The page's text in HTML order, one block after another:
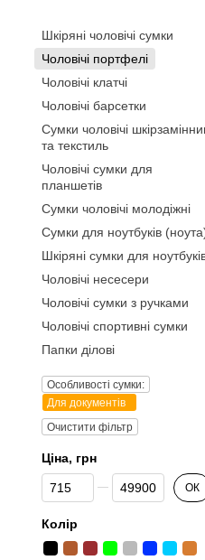
Шкіряні чоловічі сумки
Чоловічі портфелі
Чоловічі клатчі
Чоловічі барсетки
Сумки чоловічі
та текстиль
Чоловічі сумки для
планшетів
Сумки чоловічі молодіжні
Сумки для ноутбуків
Шкіряні сумки для
Чоловічі несесери
Чоловічі сумки з ручками
Чоловічі спортивні сумки
Папки ділові
Особливості сумки:
Для документів
Очистити фільтр
Ціна, грн
Від Ціна, грн
До Ціна, грн ОК
Колір